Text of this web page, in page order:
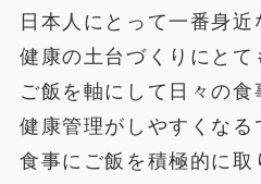
日本人にとって一番身近
健康の土台づくりにとて
ご飯を軸にして日々の
健康管理がしやすくな
食事にご飯を積極的に取